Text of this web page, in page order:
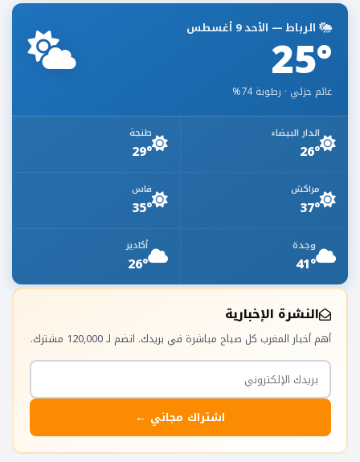
الرباط — الأحد 9 أغسطس
25°
غائم جزئي · رطوبة 74%
الدار البيضاء
26°
طنجة
29°
مراكش
37°
فاس
35°
وجدة
41°
أكادير
26°
النشرة الإخبارية
أهم أخبار المغرب كل صباح مباشرة في بريدك. انضم لـ 120,000 مشترك.
اشتراك مجاني ←